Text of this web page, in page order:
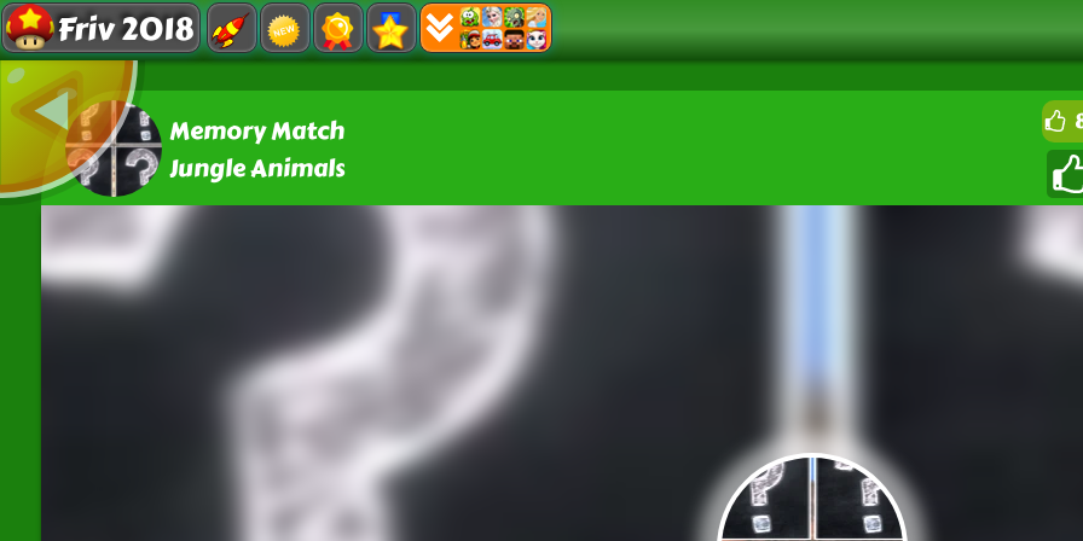
Friv 2018
Memory Match
Jungle Animals